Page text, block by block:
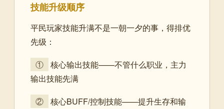
技能升级顺序
平民玩家技能升满不是一朝一夕的事，得排优
先级：
①
核心输出技能——不管什么职业，主力
输出技能先满
②
核心BUFF/控制技能——提升生存和输